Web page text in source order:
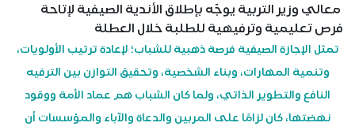
معالي وزير التربية يوجّه بإطلاق الأندية الصيفية لإتاحة
فرص تعليمية وترفيهية للطلبة خلال العطلة
تمثل الإجازة الصيفية فرصة ذهبية للشباب؛ لإعادة ترتيب الأولويات،
وتنمية المهارات، وبناء الشخصية، وتحقيق التوازن بين الترفيه
النافع والتطوير الذاتي، ولما كان الشباب هم عماد الأمة ووقود
نهضتها، كان لزامًا على المربين والدعاة والآباء والمؤسسات أن